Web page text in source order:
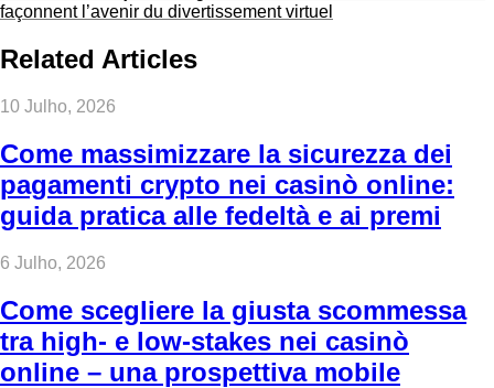
façonnent l’avenir du divertissement virtuel
Related Articles
10 Julho, 2026
Come massimizzare la sicurezza dei
pagamenti crypto nei casinò online:
guida pratica alle fedeltà e ai premi
6 Julho, 2026
Come scegliere la giusta scommessa
tra high‑ e low‑stakes nei casinò
online – una prospettiva mobile